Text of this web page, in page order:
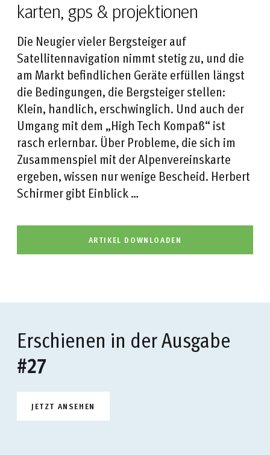
karten, gps & projektionen
Die Neugier vieler Bergsteiger auf
Satellitennavigation nimmt stetig zu, und die
am Markt befindlichen Geräte erfüllen längst
die Bedingungen, die Bergsteiger stellen:
Klein, handlich, erschwinglich. Und auch der
Umgang mit dem „High Tech Kompaß“ ist
rasch erlernbar. Über Probleme, die sich im
Zusammenspiel mit der Alpenvereinskarte
ergeben, wissen nur wenige Bescheid. Herbert
Schirmer gibt Einblick …
ARTIKEL DOWNLOADEN
Erschienen in der Ausgabe
#27
JETZT ANSEHEN